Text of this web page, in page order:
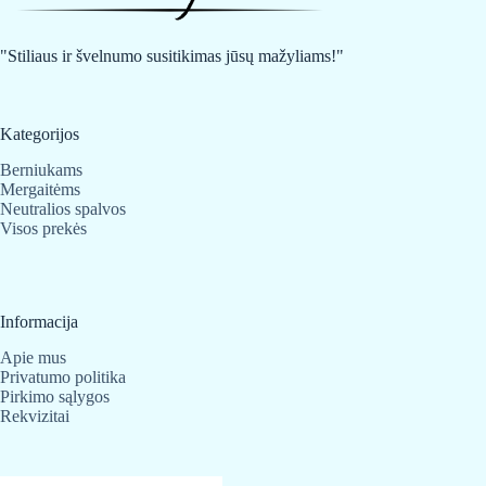
be
on
"Stiliaus ir švelnumo susitikimas jūsų mažyliams!"
Kategorijos
Berniukams
Mergaitėms
Neutralios spalvos
Visos prekės
Informacija
Apie mus
Privatumo politika
Pirkimo sąlygos
Rekvizitai